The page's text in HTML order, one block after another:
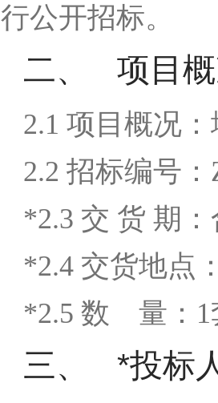
行公开招标。
二、 项目
2.1 项目概况
2.2 招标编号：
*2.3 交 货 期
*2.4 交货地点
*2.5 数
量：
三、 *投标